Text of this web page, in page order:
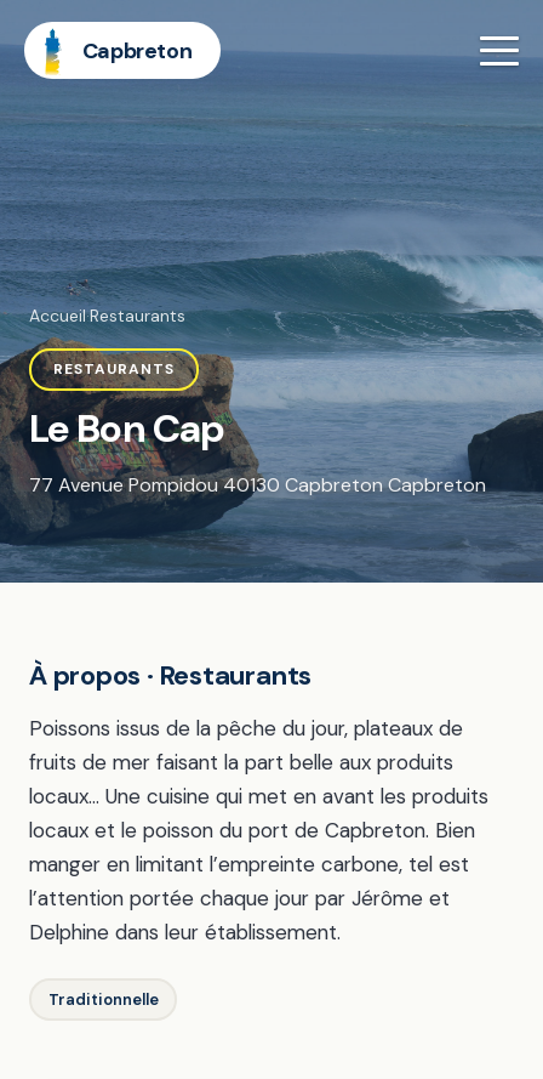
Capbreton
Accueil·Restaurants
RESTAURANTS
Le Bon Cap
77 Avenue Pompidou 40130 Capbreton Capbreton
À propos · Restaurants
Poissons issus de la pêche du jour, plateaux de
fruits de mer faisant la part belle aux produits
locaux… Une cuisine qui met en avant les produits
locaux et le poisson du port de Capbreton. Bien
manger en limitant l’empreinte carbone, tel est
l’attention portée chaque jour par Jérôme et
Delphine dans leur établissement.
Traditionnelle